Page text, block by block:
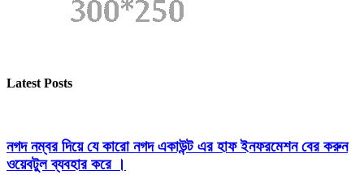
Latest Posts
নগদ নম্বর দিয়ে যে কারো নগদ একাউন্ট এর হাফ ইনফরমেশন বের করুন
ওয়েবটুল ব্যবহার করে ।